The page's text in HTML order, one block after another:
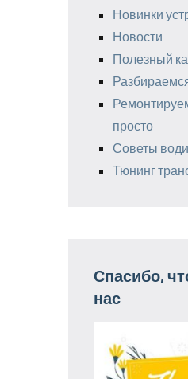
Новинки
Новости
Полезный
просто
Советы
Тюнинг
Спасибо,
нас